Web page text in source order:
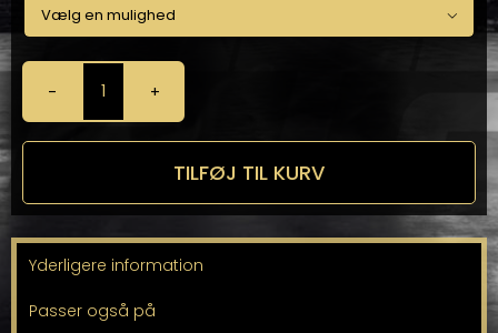

Milltek
Catback
til
Sedan
TILFØJ TIL KURV
Yderligere information
Passer også på